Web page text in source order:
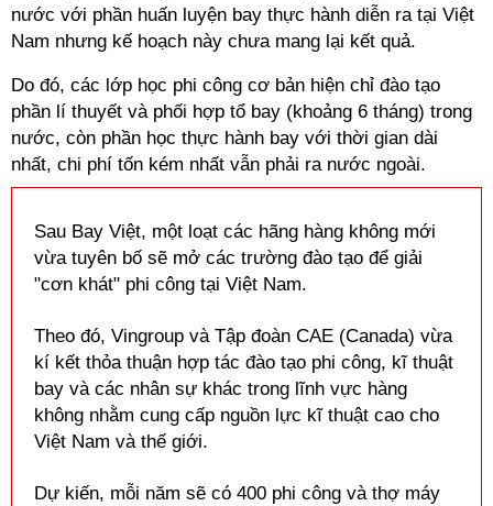
nước với phần huấn luyện bay thực hành diễn ra tại Việt
Nam nhưng kế hoạch này chưa mang lại kết quả.
Do đó, các lớp học phi công cơ bản hiện chỉ đào tạo
phần lí thuyết và phối hợp tổ bay (khoảng 6 tháng) trong
nước, còn phần học thực hành bay với thời gian dài
nhất, chi phí tốn kém nhất vẫn phải ra nước ngoài.
Sau Bay Việt, một loạt các hãng hàng không mới
vừa tuyên bố sẽ mở các trường đào tạo để giải
"cơn khát" phi công tại Việt Nam.
Theo đó, Vingroup và Tập đoàn CAE (Canada) vừa
kí kết thỏa thuận hợp tác đào tạo phi công, kĩthuật
bay và các nhân sự khác trong lĩnh vực hàng
không nhằm cung cấp nguồn lực kĩthuật cao cho
Việt Nam và thế giới.
Dự kiến, mỗi năm sẽ có 400 phi công và thợ máy